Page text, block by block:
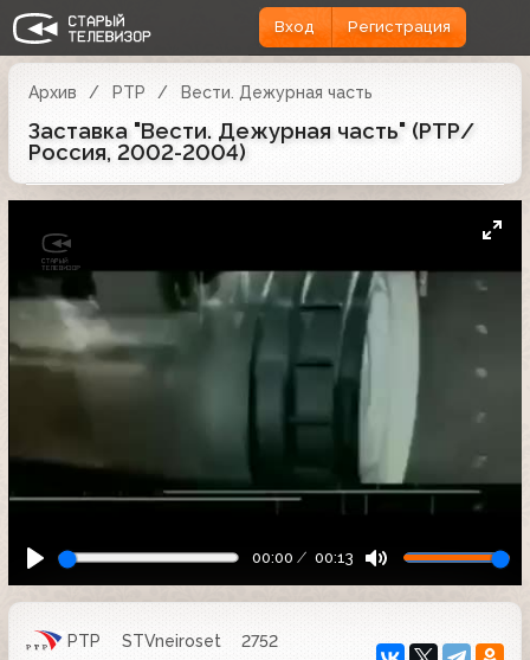
Вход Регистрация
Архив РТР Вести. Дежурная часть
Заставка "Вести. Дежурная часть" (РТР/
Россия, 2002-2004)
00:00 00:13
РТР STVneiroset
2752